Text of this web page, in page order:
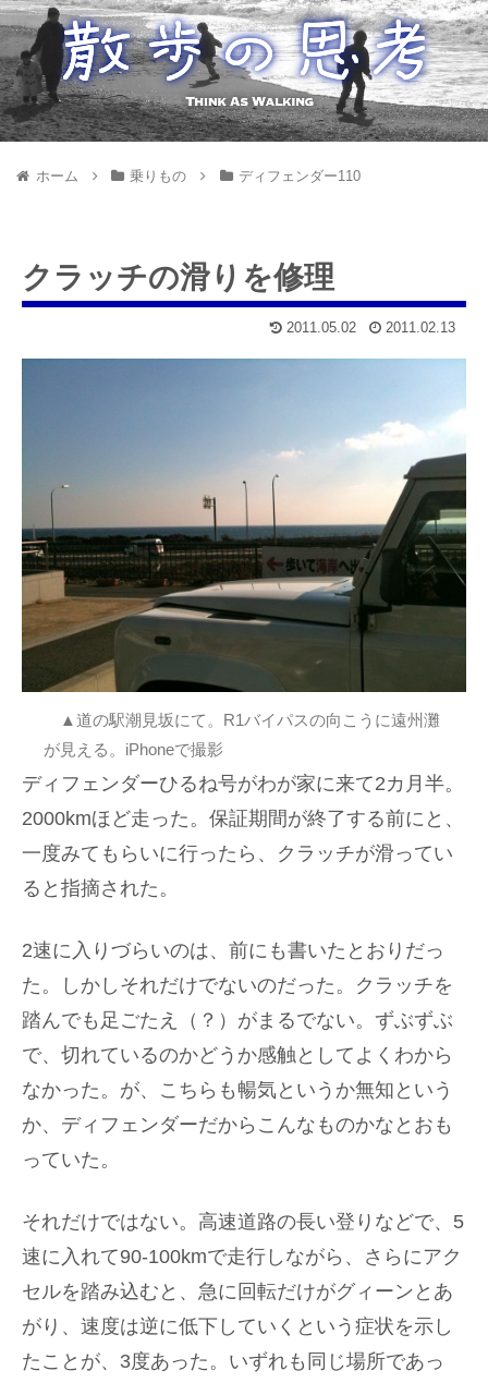
ホーム 乗りもの ディフェンダー110
クラッチの滑りを修理
2011.05.02 2011.02.13
▲道の駅潮見坂にて。R1バイパスの向こうに遠州灘
が見える。iPhoneで撮影
ディフェンダーひるね号がわが家に来て2カ月半。
2000kmほど走った。保証期間が終了する前にと、
一度みてもらいに行ったら、クラッチが滑ってい
ると指摘された。
2速に入りづらいのは、前にも書いたとおりだっ
た。しかしそれだけでないのだった。クラッチを
踏んでも足ごたえ（？）がまるでない。ずぶずぶ
で、切れているのかどうか感触としてよくわから
なかった。が、こちらも暢気というか無知という
か、ディフェンダーだからこんなものかなとおも
っていた。
それだけではない。高速道路の長い登りなどで、5
速に入れて90-100kmで走行しながら、さらにアク
セルを踏み込むと、急に回転だけがグィーンとあ
がり、速度は逆に低下していくという症状を示し
たことが、3度あった。いずれも同じ場所であっ